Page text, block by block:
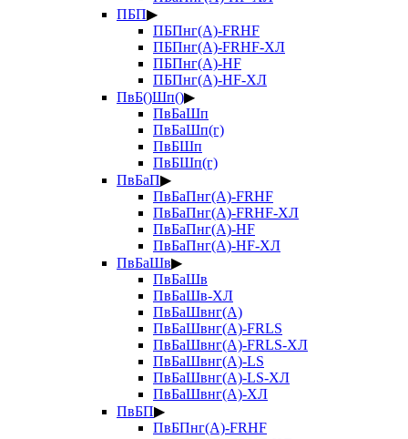
ПБП▶
ПБПнг(А)-FRHF
ПБПнг(А)-FRHF-ХЛ
ПБПнг(А)-HF
ПБПнг(А)-HF-ХЛ
ПвБ()Шп()▶
ПвБаШп
ПвБаШп(г)
ПвБШп
ПвБШп(г)
ПвБаП▶
ПвБаПнг(А)-FRHF
ПвБаПнг(А)-FRHF-ХЛ
ПвБаПнг(А)-HF
ПвБаПнг(А)-HF-ХЛ
ПвБаШв▶
ПвБаШв
ПвБаШв-ХЛ
ПвБаШвнг(А)
ПвБаШвнг(А)-FRLS
ПвБаШвнг(А)-FRLS-ХЛ
ПвБаШвнг(А)-LS
ПвБаШвнг(А)-LS-ХЛ
ПвБаШвнг(А)-ХЛ
ПвБП▶
ПвБПнг(А)-FRHF